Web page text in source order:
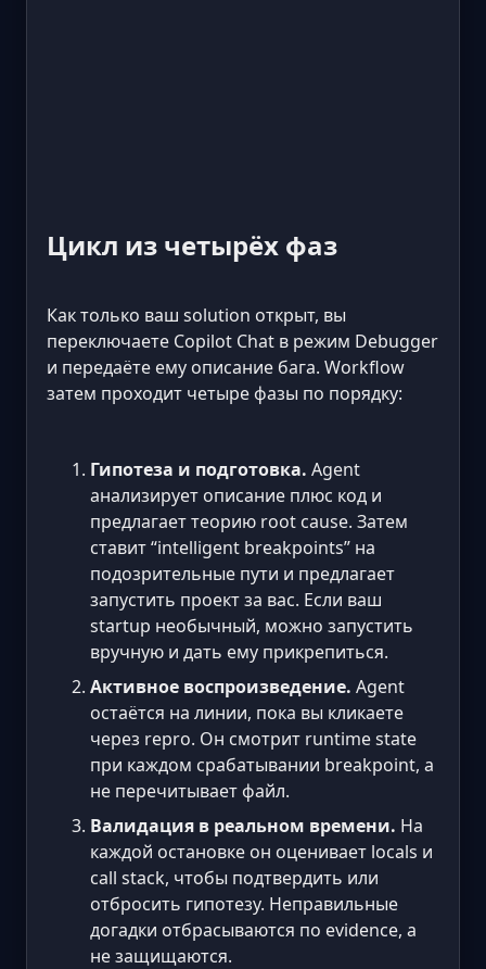
Цикл из четырёх фаз
Как только ваш solution открыт, вы
переключаете Copilot Chat в режим Debugger
и передаёте ему описание бага. Workflow
затем проходит четыре фазы по порядку:
Гипотеза и подготовка. Agent
анализирует описание плюс код и
предлагает теорию root cause. Затем
ставит “intelligent breakpoints” на
подозрительные пути и предлагает
запустить проект за вас. Если ваш
startup необычный, можно запустить
вручную и дать ему прикрепиться.
Активное воспроизведение. Agent
остаётся на линии, пока вы кликаете
через repro. Он смотрит runtime state
при каждом срабатывании breakpoint, а
не перечитывает файл.
Валидация в реальном времени. На
каждой остановке он оценивает locals и
call stack, чтобы подтвердить или
отбросить гипотезу. Неправильные
догадки отбрасываются по evidence, а
не защищаются.